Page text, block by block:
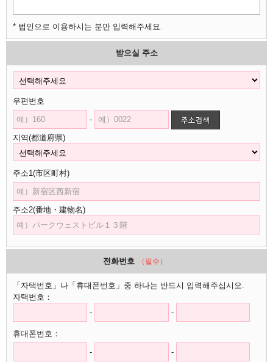
* 법인으로 이용하시는 분만 입력해주세요.
받으실 주소
우편번호
-
지역(都道府県)
주소1(市区町村)
주소2(番地・建物名)
전화번호 （필수）
「자택번호」나「휴대폰번호」중 하나는 반드시 입력해주십시오.
자택번호：
-
-
휴대폰번호：
-
-